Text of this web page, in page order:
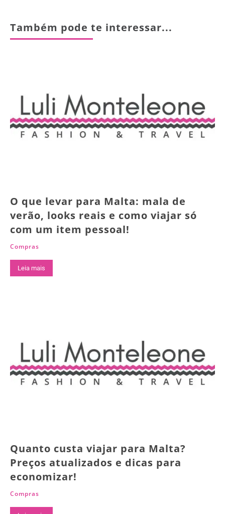
Também pode te interessar...
O que levar para Malta: mala de
verão, looks reais e como viajar só
com um item pessoal!
Compras
Leia mais
Quanto custa viajar para Malta?
Preços atualizados e dicas para
economizar!
Compras